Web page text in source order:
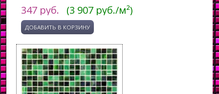
347 руб. (3 907 руб./м²)